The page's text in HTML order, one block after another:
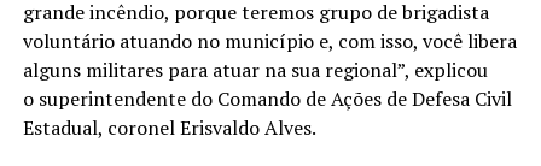
grande incêndio, porque teremos grupo de brigadista
voluntário atuando no município e, com isso, você libera
alguns militares para atuar na sua regional”, explicou
o superintendente do Comando de Ações de Defesa Civil
Estadual, coronel Erisvaldo Alves.